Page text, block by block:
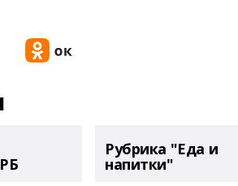
Рубрика "Еда и
напитки"